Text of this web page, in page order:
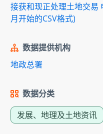
接获和现正处理土地交易
月开始的CSV格式)
数据提供机构
地政总署
数据分类
发展、地理及土地资讯